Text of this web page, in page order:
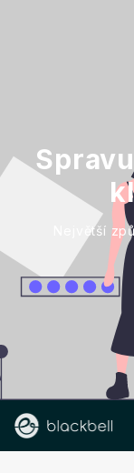
Největší